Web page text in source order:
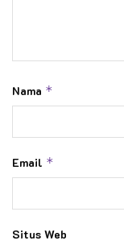
Nama *
Email *
Situs Web